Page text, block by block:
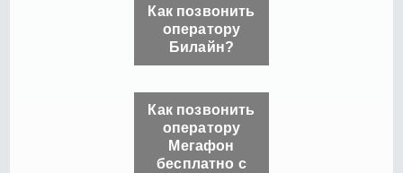
Как позвонить
оператору
Билайн?
Как позвонить
оператору
Мегафон
бесплатно с